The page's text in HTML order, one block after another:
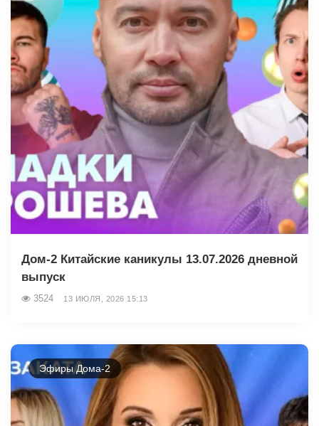
Дом-2 Китайские каникулы 13.07.2026 дневной
выпуск
3524 13 ИЮЛЯ, 2026 15:13
Эфиры Дома-2